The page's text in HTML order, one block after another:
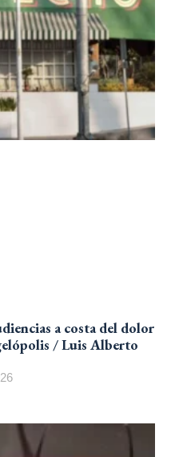
a costa del dolor
/ Luis Alberto